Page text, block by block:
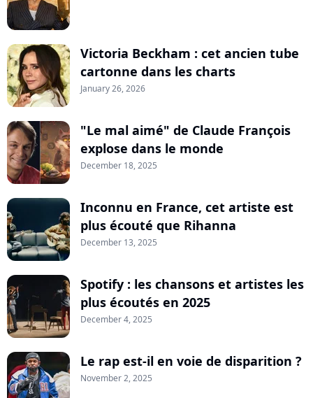
Victoria Beckham : cet ancien tube
cartonne dans les charts
January 26, 2026
"Le mal aimé" de Claude François
explose dans le monde
December 18, 2025
Inconnu en France, cet artiste est
plus écouté que Rihanna
December 13, 2025
Spotify : les chansons et artistes les
plus écoutés en 2025
December 4, 2025
Le rap est-il en voie de disparition ?
November 2, 2025